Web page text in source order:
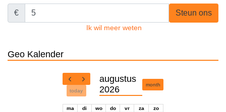
€ Steun ons
Ik wil meer weten
Geo Kalender
today
augustus
2026
month
ma di wo do vr za
zo